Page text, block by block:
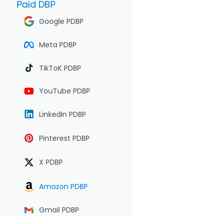
Paid DBP
Google PDBP
Meta PDBP
TikToK PDBP
YouTube PDBP
LinkedIn PDBP
Pinterest PDBP
X PDBP
Amazon PDBP
Gmail PDBP